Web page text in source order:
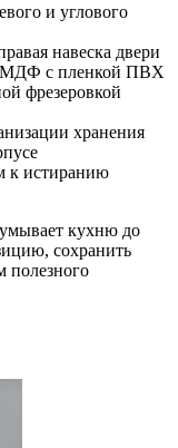
и углового
навеска двери
МДФ с пленкой ПВХ
фрезеровкой
хранения
к истиранию
кухню до
сохранить
полезного